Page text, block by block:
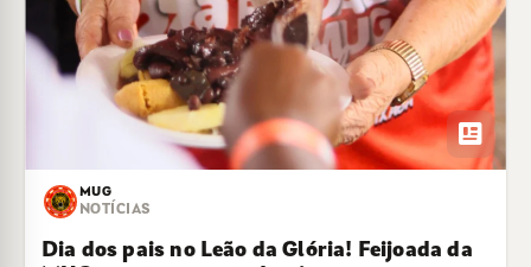
newsmode
MUG
NOTÍCIAS
Dia dos pais no Leão da Glória! Feijoada da